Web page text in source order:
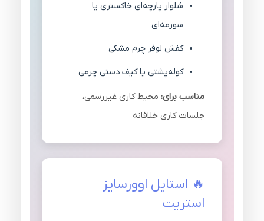
شلوار پارچه‌ای خاکستری یا
سورمه‌ای
کفش لوفر چرم مشکی
کوله‌پشتی یا کیف دستی چرمی
مناسب برای: محیط کاری غیررسمی،
جلسات کاری خلاقانه
🔥 استایل اوورسایز
استریت